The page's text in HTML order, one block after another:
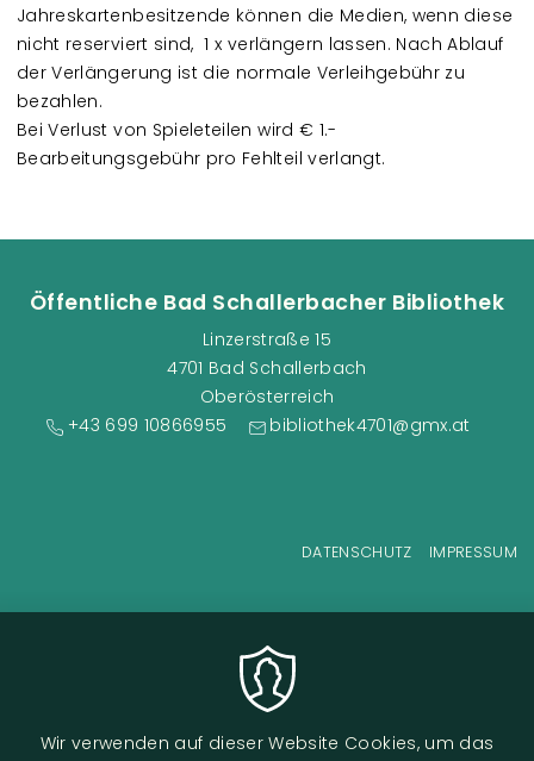
Jahreskartenbesitzende können die Medien, wenn diese
nicht reserviert sind, 1 x verlängern lassen. Nach Ablauf
der Verlängerung ist die normale Verleihgebühr zu
bezahlen.
Bei Verlust von Spieleteilen wird € 1.-
Bearbeitungsgebühr pro Fehlteil verlangt.
Öffentliche Bad Schallerbacher Bibliothek
Linzerstraße 15
4701 Bad Schallerbach
Oberösterreich
+43 699 10866955
bibliothek4701@gmx.at
DATENSCHUTZ IMPRESSUM
Wir verwenden auf dieser Website Cookies, um das